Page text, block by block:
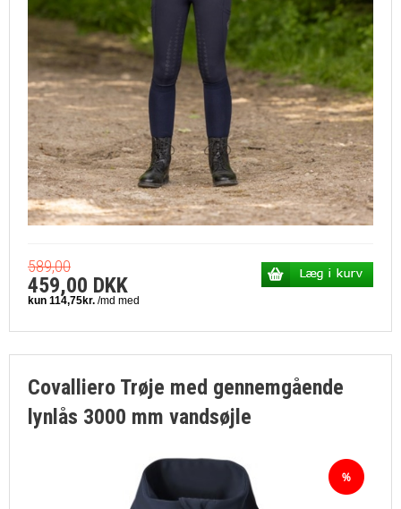
589,00
459,00 DKK
Covalliero Trøje med gennemgående
lynlås 3000 mm vandsøjle